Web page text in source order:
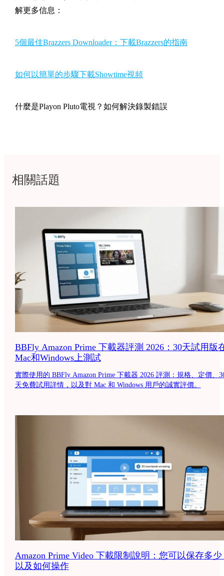
解更多信息：
5個最佳Brazzers Downloader：下載Brazzers的指南
如何以簡單的步驟下載Showtime視頻
什麼是Playon Pluto電視？如何解決錄製錯誤
相關話題
BBFly Amazon Prime 下載器評測 2026：30天試用版
Mac和Windows上測試
實際使用的 BBFly Amazon Prime 下載器 2026 評測：規格、定價、
天免費試用詳情，以及對 Mac 和 Windows 用戶的誠實評價。
Amazon Prime Video 下載限制說明：您可以保存多少
以及如何操作